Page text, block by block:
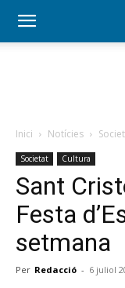
Inici Notícies
Societat Cultura
Sant
Festa
setmana
Per Redacció - 6 juliol